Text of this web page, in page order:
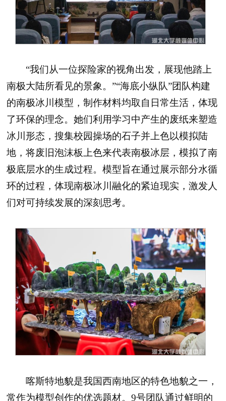
“我们从一位探险家的视角出发，展现他踏上
南极大陆所看见的景象。”“海底小纵队”团队构建
的南极冰川模型，制作材料均取自日常生活，体现
了环保的理念。她们利用学习中产生的废纸来塑造
冰川形态，搜集校园操场的石子并上色以模拟陆
地，将废旧泡沫板上色来代表南极冰层，模拟了南
极底层水的生成过程。模型旨在通过展示部分水循
环的过程，体现南极冰川融化的紧迫现实，激发人
们对可持续发展的深刻思考。
喀斯特地貌是我国西南地区的特色地貌之一，
常作为模型创作的优选题材。9号团队通过鲜明的